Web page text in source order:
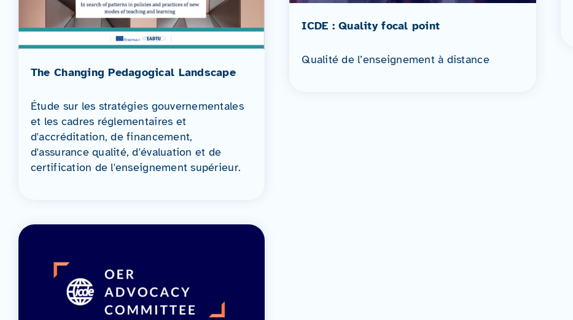
The Changing Pedagogical Landscape
Étude sur les stratégies gouvernementales
et les cadres réglementaires et
d'accréditation, de financement,
d'assurance qualité, d'évaluation et de
certification de l'enseignement supérieur.
ICDE : Quality focal point
Qualité de l’enseignement à distance